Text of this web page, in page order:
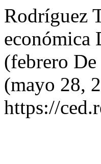
Rodríguez
económica
(febrero
(mayo 28,
https://